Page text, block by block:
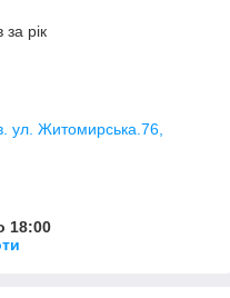
за рік
ул. Житомирська.76,
18:00